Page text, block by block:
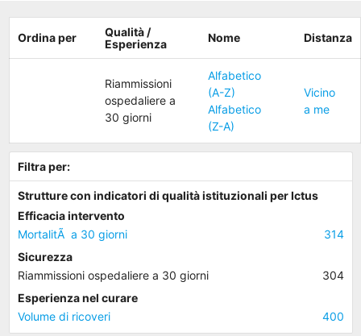
Ordina per
Qualità /
Esperienza
Nome Distanza
Riammissioni
ospedaliere a
30 giorni
Alfabetico
(A-Z)
Alfabetico
(Z-A)
Vicino
a me
Filtra per:
Strutture con indicatori di qualità istituzionali per Ictus
Efficacia intervento
314
MortalitÃ a 30 giorni
Sicurezza
304
Riammissioni ospedaliere a 30 giorni
Esperienza nel curare
400
Volume di ricoveri